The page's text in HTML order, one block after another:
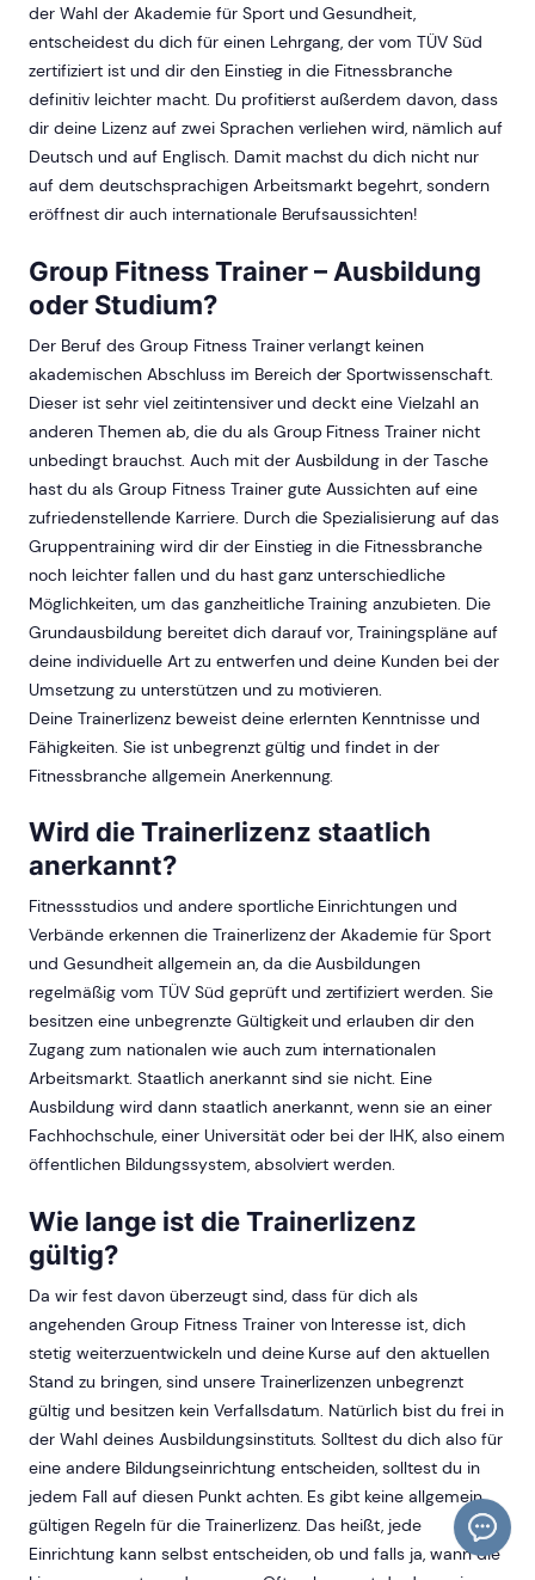
der Wahl der Akademie für Sport und Gesundheit,
entscheidest du dich für einen Lehrgang, der vom TÜV Süd
zertifiziert ist und dir den Einstieg in die Fitnessbranche
definitiv leichter macht. Du profitierst außerdem davon, dass
dir deine Lizenz auf zwei Sprachen verliehen wird, nämlich auf
Deutsch und auf Englisch. Damit machst du dich nicht nur
auf dem deutschsprachigen Arbeitsmarkt begehrt, sondern
eröffnest dir auch internationale Berufsaussichten!
Group Fitness Trainer – Ausbildung
oder Studium?
Der Beruf des Group Fitness Trainer verlangt keinen
akademischen Abschluss im Bereich der Sportwissenschaft.
Dieser ist sehr viel zeitintensiver und deckt eine Vielzahl an
anderen Themen ab, die du als Group Fitness Trainer nicht
unbedingt brauchst. Auch mit der Ausbildung in der Tasche
hast du als Group Fitness Trainer gute Aussichten auf eine
zufriedenstellende Karriere. Durch die Spezialisierung auf das
Gruppentraining wird dir der Einstieg in die Fitnessbranche
noch leichter fallen und du hast ganz unterschiedliche
Möglichkeiten, um das ganzheitliche Training anzubieten. Die
Grundausbildung bereitet dich darauf vor, Trainingspläne auf
deine individuelle Art zu entwerfen und deine Kunden bei der
Umsetzung zu unterstützen und zu motivieren.
Deine Trainerlizenz beweist deine erlernten Kenntnisse und
Fähigkeiten. Sie ist unbegrenzt gültig und findet in der
Fitnessbranche allgemein Anerkennung.
Wird die Trainerlizenz staatlich
anerkannt?
Fitnessstudios und andere sportliche Einrichtungen und
Verbände erkennen die Trainerlizenz der Akademie für Sport
und Gesundheit allgemein an, da die Ausbildungen
regelmäßig vom TÜV Süd geprüft und zertifiziert werden. Sie
besitzen eine unbegrenzte Gültigkeit und erlauben dir den
Zugang zum nationalen wie auch zum internationalen
Arbeitsmarkt. Staatlich anerkannt sind sie nicht. Eine
Ausbildung wird dann staatlich anerkannt, wenn sie an einer
Fachhochschule, einer Universität oder bei der IHK, also einem
öffentlichen Bildungssystem, absolviert werden.
Wie lange ist die Trainerlizenz
gültig?
Da wir fest davon überzeugt sind, dass für dich als
angehenden Group Fitness Trainer von Interesse ist, dich
stetig weiterzuentwickeln und deine Kurse auf den aktuellen
Stand zu bringen, sind unsere Trainerlizenzen unbegrenzt
gültig und besitzen kein Verfallsdatum. Natürlich bist du frei in
der Wahl deines Ausbildungsinstituts. Solltest du dich also für
eine andere Bildungseinrichtung entscheiden, solltest du in
jedem Fall auf diesen Punkt achten. Es gibt keine allgemein
gültigen Regeln für die Trainerlizenz. Das heißt, jede
Einrichtung kann selbst entscheiden, ob und falls ja, wann die